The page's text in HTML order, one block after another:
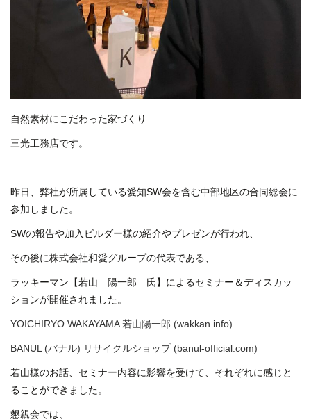
自然素材にこだわった家づくり
三光工務店です。
昨日、弊社が所属している愛知SW会を含む中部地区の合同総会に
参加しました。
SWの報告や加入ビルダー様の紹介やプレゼンが行われ、
その後に株式会社和愛グループの代表である、
ラッキーマン【若山 陽一郎 氏】によるセミナー＆ディスカッ
ションが開催されました。
YOICHIRYO WAKAYAMA 若山陽一郎 (wakkan.info)
BANUL (バナル) リサイクルショップ (banul-official.com)
若山様のお話、セミナー内容に影響を受けて、それぞれに感じと
ることができました。
懇親会では、